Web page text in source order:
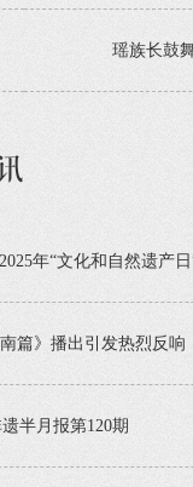
瑶族长鼓
年“文化和自然遗产
南篇》播出引发热烈反响
半月报第120期